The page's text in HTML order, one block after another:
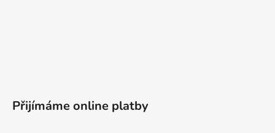
Přijímáme online platby